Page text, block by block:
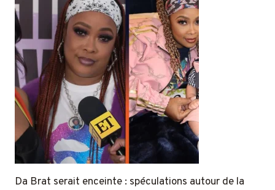
Da Brat serait enceinte : spéculations autour de la